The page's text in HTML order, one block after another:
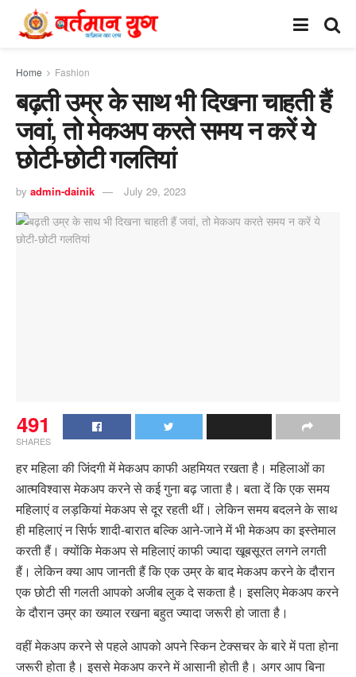
Home Fashion
बढ़ती उम्र के साथ भी दिखना चाहती हैं
जवां, तो मेकअप करते समय न करें ये
छोटी-छोटी गलतियां
by admin-dainik July 29, 2023
491
SHARES
हर महिला की जिंदगी में मेकअप काफी अहमियत रखता है। महिलाओं का
आत्मविश्वास मेकअप करने से कई गुना बढ़ जाता है। बता दें कि एक समय
महिलाएं व लड़कियां मेकअप से दूर रहती थीं। लेकिन समय बदलने के साथ
ही महिलाएं न सिर्फ शादी-बारात बल्कि आने-जाने में भी मेकअप का इस्तेमाल
करती हैं। क्योंकि मेकअप से महिलाएं काफी ज्यादा खूबसूरत लगने लगती
हैं। लेकिन क्या आप जानती हैं कि एक उम्र के बाद मेकअप करने के दौरान
एक छोटी सी गलती आपको अजीब लुक दे सकता है। इसलिए मेकअप करने
के दौरान उम्र का ख्याल रखना बहुत ज्यादा जरूरी हो जाता है।
वहीं मेकअप करने से पहले आपको अपने स्किन टेक्सचर के बारे में पता होना
जरूरी होता है। इससे मेकअप करने में आसानी होती है। अगर आप बिना